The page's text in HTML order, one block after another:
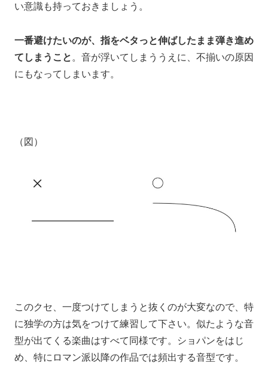
い意識も持っておきましょう。
一番避けたいのが、 指をベタっと伸ばしたまま弾き進め
てしまうこと 。 音が浮いてしまううえに、 不揃いの原因
にもなってしまいます。
（図）
このクセ、一度つけてしまうと抜くのが大変なので、 特
に独学の方は気をつけて練習して下さい。 似たような音
型が出てくる楽曲はすべて同様です。
ショパンをはじ
め、 特にロマン派以降の作品では頻出する音型です。